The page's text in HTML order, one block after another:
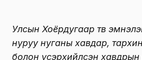
Улсын Хоёрдугаар төв
нуруу нуганы хавдар,
болон үсэрхийлсэн